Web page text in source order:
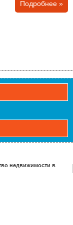
Подробнее »
недвижимости в